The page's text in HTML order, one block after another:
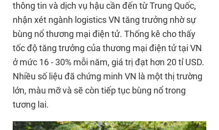
thông tin và dịch vụ hậu cần đến từ Trung Quốc,
nhận xét ngành logistics VN tăng trưởng nhờ sự
bùng nổ thương mại điện tử. Thống kê cho thấy
tốc độ tăng trưởng của thương mại điện tử tại VN
ở mức 16 - 30% mỗi năm, giá trị đạt hơn 20 tỉ USD.
Nhiều số liệu đã chứng minh VN là một thị trường
lớn, màu mỡ và sẽ còn tiếp tục bùng nổ trong
tương lai.